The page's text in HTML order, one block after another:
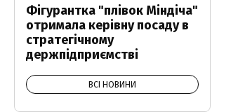
Фігурантка "плівок Міндіча"
отримала керівну посаду в
стратегічному
держпідприємстві
ВСІ НОВИНИ